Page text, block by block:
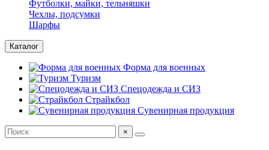
Футболки, майки, тельняшки
Чехлы, подсумки
Шарфы
Каталог
Форма для военных
Туризм
Спецодежда и СИЗ
Страйкбол
Сувенирная продукция
×